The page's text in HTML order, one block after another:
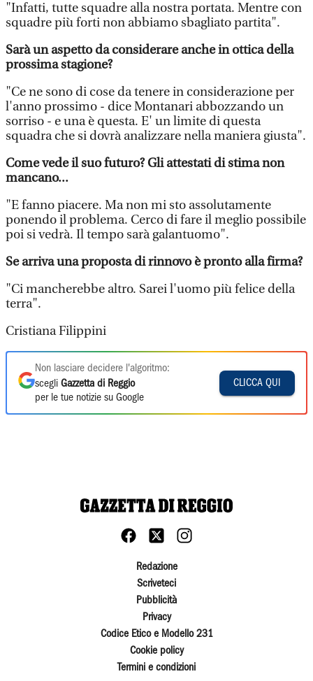
"Infatti, tutte squadre alla nostra portata. Mentre con
squadre più forti non abbiamo sbagliato partita".
Sarà un aspetto da considerare anche in ottica della
prossima stagione?
"Ce ne sono di cose da tenere in considerazione per
l'anno prossimo - dice Montanari abbozzando un
sorriso - e una è questa. E' un limite di questa
squadra che si dovrà analizzare nella maniera giusta".
Come vede il suo futuro? Gli attestati di stima non
mancano...
"E fanno piacere. Ma non mi sto assolutamente
ponendo il problema. Cerco di fare il meglio possibile
poi si vedrà. Il tempo sarà galantuomo".
Se arriva una proposta di rinnovo è pronto alla firma?
"Ci mancherebbe altro. Sarei l'uomo più felice della
terra".
Cristiana Filippini
Non lasciare decidere l'algoritmo:
scegli Gazzetta di Reggio
per le tue notizie su Google
CLICCA QUI
Redazione
Scriveteci
Pubblicità
Privacy
Codice Etico e Modello 231
Cookie policy
Termini e condizioni